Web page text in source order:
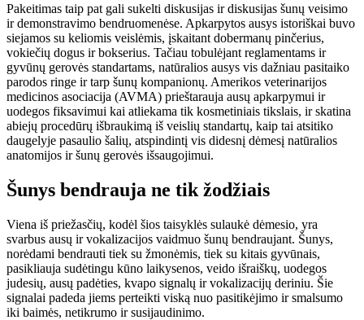
Pakeitimas taip pat gali sukelti diskusijas ir diskusijas šunų veisimo
ir demonstravimo bendruomenėse. Apkarpytos ausys istoriškai buvo
siejamos su keliomis veislėmis, įskaitant dobermanų pinčerius,
vokiečių dogus ir bokserius. Tačiau tobulėjant reglamentams ir
gyvūnų gerovės standartams, natūralios ausys vis dažniau pasitaiko
parodos ringe ir tarp šunų kompanionų. Amerikos veterinarijos
medicinos asociacija (AVMA) prieštarauja ausų apkarpymui ir
uodegos fiksavimui kai atliekama tik kosmetiniais tikslais, ir skatina
abiejų procedūrų išbraukimą iš veislių standartų, kaip tai atsitiko
daugelyje pasaulio šalių, atspindintį vis didesnį dėmesį natūralios
anatomijos ir šunų gerovės išsaugojimui.
Šunys bendrauja ne tik žodžiais
Viena iš priežasčių, kodėl šios taisyklės sulaukė dėmesio, yra
svarbus ausų ir vokalizacijos vaidmuo šunų bendraujant. Šunys,
norėdami bendrauti tiek su žmonėmis, tiek su kitais gyvūnais,
pasikliauja sudėtingu kūno laikysenos, veido išraiškų, uodegos
judesių, ausų padėties, kvapo signalų ir vokalizacijų deriniu. Šie
signalai padeda jiems perteikti viską nuo pasitikėjimo ir smalsumo
iki baimės, netikrumo ir susijaudinimo.